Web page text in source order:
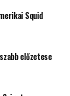
Squid
előzetese